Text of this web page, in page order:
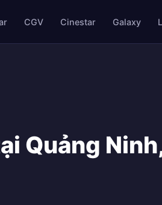
CGV Cinestar Galaxy
Quảng